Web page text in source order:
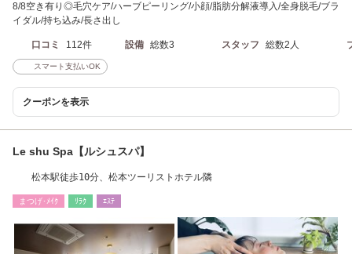
8/8空き有り◎毛穴ケア/ハーブピーリング/小顔/脂肪分解液導入/全身脱毛/ブラ
イダル/持ち込み/長さ出し
口コミ 112件 設備 総数3 スタッフ 総数2人
スマート支払いOK
クーポンを表示
Le shu Spa【ルシュスパ】
松本駅徒歩10分、松本ツーリストホテル隣
まつげ･ﾒｲｸ ﾘﾗｸ ｴｽﾃ